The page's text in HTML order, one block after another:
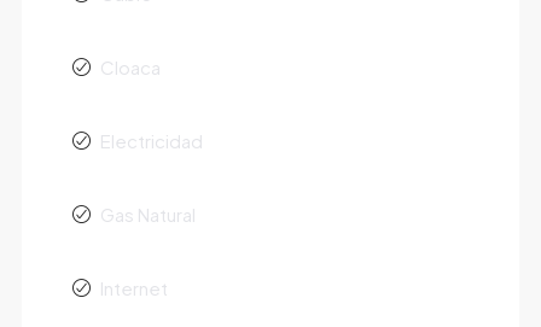
Cloaca
Electricidad
Gas Natural
Internet